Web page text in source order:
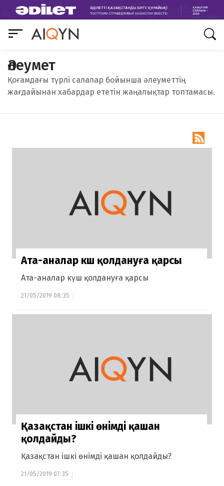
Әлеумет
Қоғамдағы түрлі салалар бойынша әлеуметтің
жағдайынан хабардар ететін жаңалықтар топтамасы.

Ата-аналар күш қолдануға қарсы
Ата-аналар күш қолдануға қарсы
21/05/2019 08:35
Қазақстан ішкі өнімді қашан
қолдайды?
Қазақстан ішкі өнімді қашан қолдайды?
21/05/2019 07:35